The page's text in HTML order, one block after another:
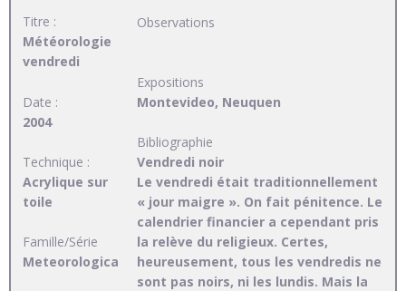
Titre :
Météorologie
vendredi
Date :
2004
Technique :
Acrylique sur
toile
Famille/Série
Meteorologica
Observations
Expositions
Montevideo, Neuquen
Bibliographie
Vendredi noir
Le vendredi était traditionnellement
« jour maigre ». On fait pénitence. Le
calendrier financier a cependant pris
la relève du religieux. Certes,
heureusement, tous les vendredis ne
sont pas noirs, ni les lundis. Mais la